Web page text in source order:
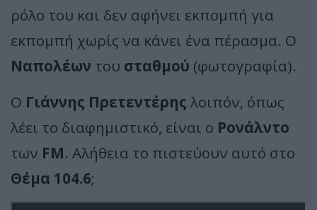
ρόλο του και δεν αφήνει εκπομπή για
εκπομπή χωρίς να κάνει ένα πέρασμα. Ο
Ναπολέων του σταθμού (φωτογραφία).
Ο Γιάννης Πρετεντέρης λοιπόν, όπως
λέει το διαφημιστικό, είναι ο Ρονάλντο
των FM. Αλήθεια το πιστεύουν αυτό στο
Θέμα 104.6;